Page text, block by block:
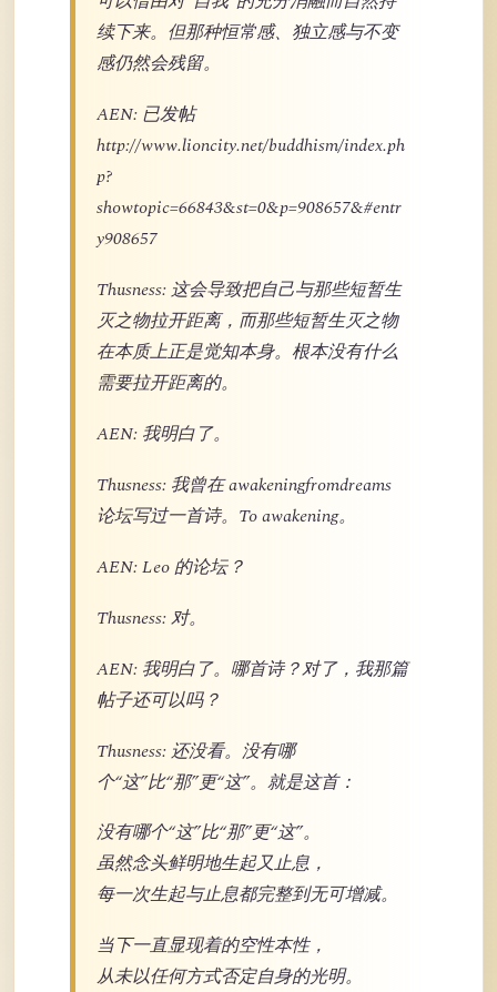
续下来。但那种恒常感、独立感与不变
感仍然会残留。
AEN: 已发帖
http://www.lioncity.net/buddhism/index.ph
p?
showtopic=66843&st=0&p=908657&#entr
y908657
Thusness: 这会导致把自己与那些短暂生
灭之物拉开距离，而那些短暂生灭之物
在本质上正是觉知本身。根本没有什么
需要拉开距离的。
AEN: 我明白了。
Thusness: 我曾在 awakeningfromdreams
论坛写过一首诗。To awakening。
AEN: Leo 的论坛？
Thusness: 对。
AEN: 我明白了。哪首诗？对了，我那篇
帖子还可以吗？
Thusness: 还没看。没有哪
个“这”比“那”更“这”。就是这首：
没有哪个“这”比“那”更“这”。
虽然念头鲜明地生起又止息，
每一次生起与止息都完整到无可增减。
当下一直显现着的空性本性，
从未以任何方式否定自身的光明。